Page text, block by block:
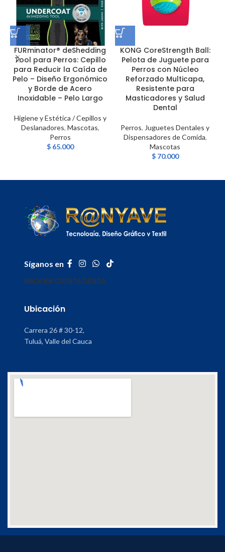
FURminator® deShedding
Tool para Perros: Cepillo
para Reducir la Caída de
Pelo – Diseño Ergonómico
y Borde de Acero
Inoxidable – Pelo Largo
Higiene y Estética / Cepillos y
Deslanadores, Mascotas,
Perros
$65.000
KONG CoreStrength Ball:
Pelota de Juguete para
Perros con Núcleo
Reforzado Multicapa,
Resistente para
Masticadores y Salud
Dental
Perros, Juguetes Dentales y
Dispensadores de Comida,
Mascotas
$70.000
Síganos en
INICIOMI CUENTATIENDA
Ubicación
Carrera 26 # 30-12,
Tuluá, Valle del Cauca